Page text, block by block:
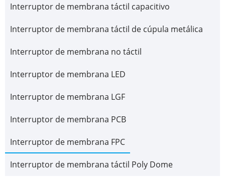
Interruptor de membrana táctil capacitivo
Interruptor de membrana táctil de cúpula metálica
Interruptor de membrana no táctil
Interruptor de membrana LED
Interruptor de membrana LGF
Interruptor de membrana PCB
Interruptor de membrana FPC
Interruptor de membrana táctil Poly Dome